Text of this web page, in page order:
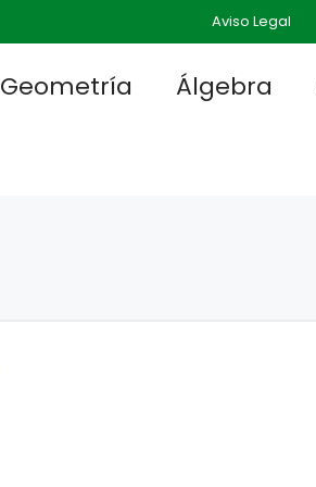
Aviso Legal
Geometría Álgebra